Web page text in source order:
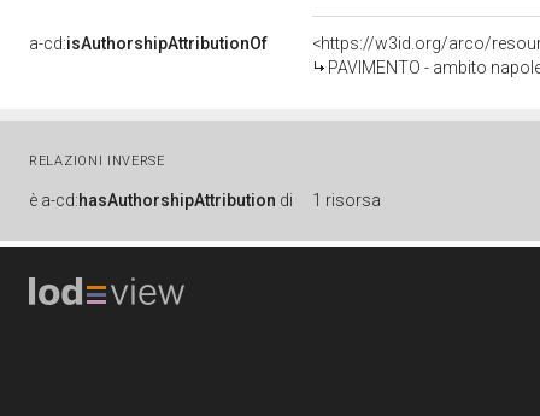
a-cd:isAuthorshipAttributionOf
<https://w3id.org/arco/
PAVIMENTO - ambito
RELAZIONI INVERSE
è a-cd:hasAuthorshipAttribution di 1 risorsa